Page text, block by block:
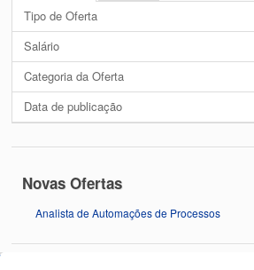
Tipo de Oferta
Salário
Categoria da Oferta
Data de publicação
Novas Ofertas
Analista de Automações de Processos